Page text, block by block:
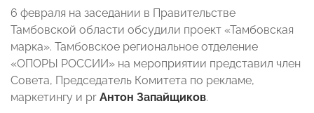
6 февраля на заседании в Правительстве
Тамбовской области обсудили проект «Тамбовская
марка». Тамбовское региональное отделение
«ОПОРЫ РОССИИ» на мероприятии представил член
Совета, Председатель Комитета по рекламе,
маркетингу и pr Антон Запайщиков.